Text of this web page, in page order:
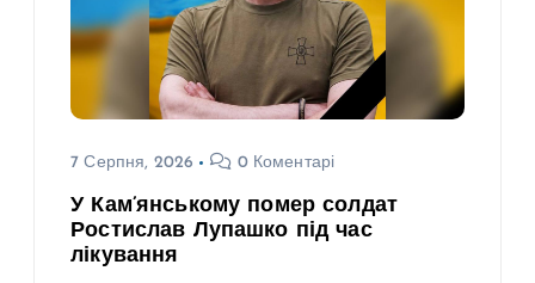
7 Серпня, 2026 0 Коментарі
У Кам’янському помер солдат
Ростислав Лупашко під час
лікування